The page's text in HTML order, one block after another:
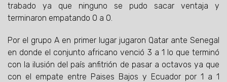
trabado ya que ninguno se pudo sacar ventaja y
terminaron empatando 0 a 0.
Por el grupo A en primer lugar jugaron Qatar ante Senegal
en donde el conjunto africano venció 3 a 1 lo que terminó
con la ilusión del país anfitrión de pasar a octavos ya que
con el empate entre Paises Bajos y Ecuador por 1 a 1